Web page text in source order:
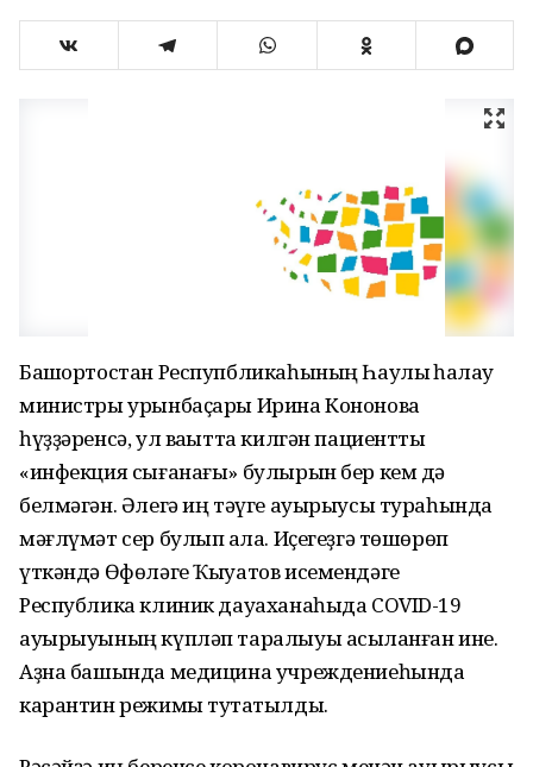
Башҡортостан Респупбликаһының Һаулыҡ һаҡлау
министры урынбаҫары Ирина Кононова
һүҙҙәренсә, ул ваҡытта килгән пациентты
«инфекция сығанағы» булырын бер кем дә
белмәгән. Әлегә иң тәүге ауырыусы тураһында
мәғлүмәт сер булып ҡала. Иҫегеҙгә төшөрөп
үткәндә Өфөләге Ҡыуатов исемендәге
Республика клиник дауаханаһыда COVID-19
ауырыуының күпләп таралыуы асыҡланған ине.
Аҙна башында медицина учреждениеһында
карантин режимы туҡтатылды.